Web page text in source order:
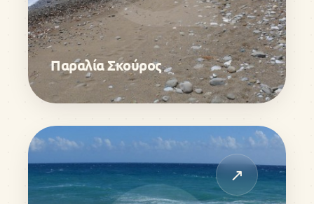
Παραλία Σκούρος
↗